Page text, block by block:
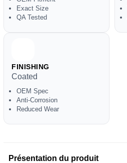
Exact Size
QA Tested
FINISHING
Coated
OEM Spec
Anti-Corrosion
Reduced Wear
Présentation du produit